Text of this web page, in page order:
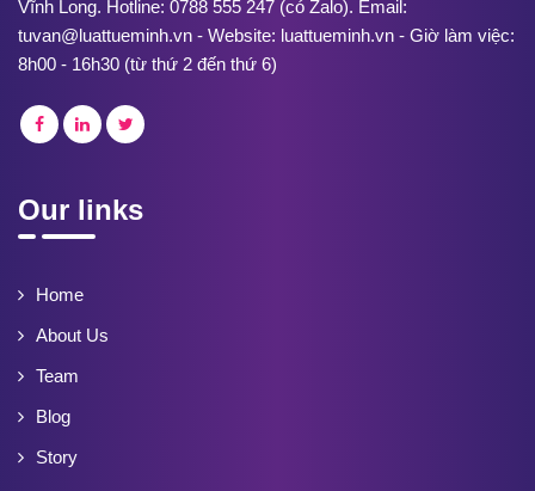
Vĩnh Long. Hotline: 0788 555 247 (có Zalo). Email:
tuvan@luattueminh.vn - Website: luattueminh.vn - Giờ làm việc:
8h00 - 16h30 (từ thứ 2 đến thứ 6)
Our links
Home
About Us
Team
Blog
Story